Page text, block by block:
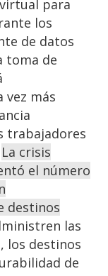
para
los
de datos
toma de
vez más
trabajadores
La crisis
el número
destinos
las
los destinos
de